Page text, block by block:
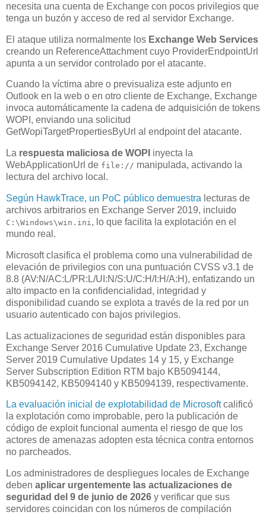
necesita una cuenta de Exchange con pocos privilegios que
tenga un buzón y acceso de red al servidor Exchange.
El ataque utiliza normalmente los Exchange Web Services
creando un ReferenceAttachment cuyo ProviderEndpointUrl
apunta a un servidor controlado por el atacante.
Cuando la víctima abre o previsualiza este adjunto en
Outlook en la web o en otro cliente de Exchange, Exchange
invoca automáticamente la cadena de adquisición de tokens
WOPI, enviando una solicitud
GetWopiTargetPropertiesByUrl al endpoint del atacante.
La respuesta maliciosa de WOPI inyecta la
WebApplicationUrl de file:// manipulada, activando la
lectura del archivo local.
Según HawkTrace, un PoC público demuestra lecturas de
archivos arbitrarios en Exchange Server 2019, incluido
C:\Windows\win.ini, lo que facilita la explotación en el
mundo real.
Microsoft clasifica el problema como una vulnerabilidad de
elevación de privilegios con una puntuación CVSS v3.1 de
8.8 (AV:N/AC:L/PR:L/UI:N/S:U/C:H/I:H/A:H), enfatizando un
alto impacto en la confidencialidad, integridad y
disponibilidad cuando se explota a través de la red por un
usuario autenticado con bajos privilegios.
Las actualizaciones de seguridad están disponibles para
Exchange Server 2016 Cumulative Update 23, Exchange
Server 2019 Cumulative Updates 14 y 15, y Exchange
Server Subscription Edition RTM bajo KB5094144,
KB5094142, KB5094140 y KB5094139, respectivamente.
La evaluación inicial de explotabilidad de Microsoftcalificó
la explotación como improbable, pero la publicación de
código de exploit funcional aumenta el riesgo de que los
actores de amenazas adopten esta técnica contra entornos
no parcheados.
Los administradores de despliegues locales de Exchange
deben aplicar urgentemente las actualizaciones de
seguridad del 9 de junio de 2026 y verificar que sus
servidores coincidan con los números de compilación